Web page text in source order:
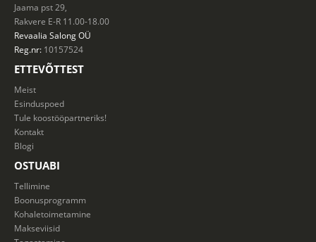
Jaama pst 29,
Rakvere E-R 11.00-18.00
Revaalia SalongOÜ
Reg.nr: 10157524
ETTEVÕTTEST
Meist
Esinduspoed
Tule koostööpartneriks!
Kontakt
Blogi
OSTUABI
Tellimine
Boonusprogramm
Kohaletoimetamine
Makseviisid